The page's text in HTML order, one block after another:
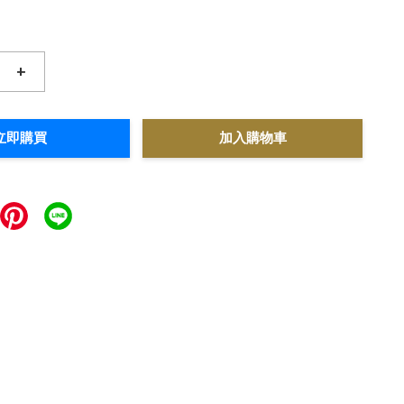
+
即購買 加入購物車